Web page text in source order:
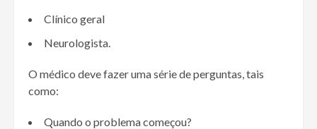
Clínico geral
Neurologista.
O médico deve fazer uma série de perguntas, tais
como:
Quando o problema começou?